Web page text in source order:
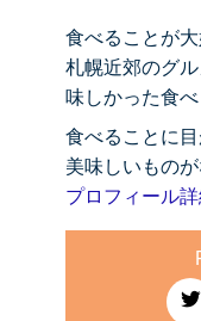
食べることが大
札幌近郊のグ
味しかった食
食べることに
美味しいもの
プロフィール